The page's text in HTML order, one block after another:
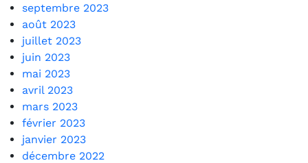
septembre 2023
août 2023
juillet 2023
juin 2023
mai 2023
avril 2023
mars 2023
février 2023
janvier 2023
décembre 2022